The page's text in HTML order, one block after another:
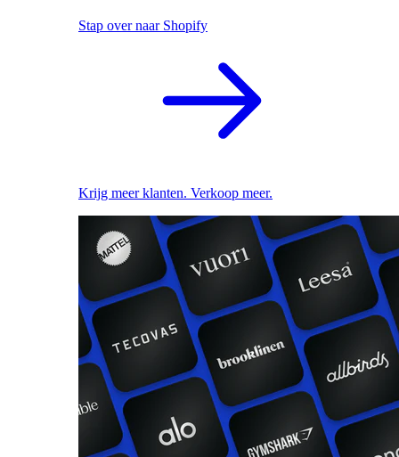
Stap over naar Shopify
Krijg meer klanten. Verkoop meer.